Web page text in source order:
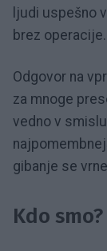
ljudi uspešno
brez operacije.
Odgovor na
za mnoge
vedno v
gibanje se
Kdo smo?